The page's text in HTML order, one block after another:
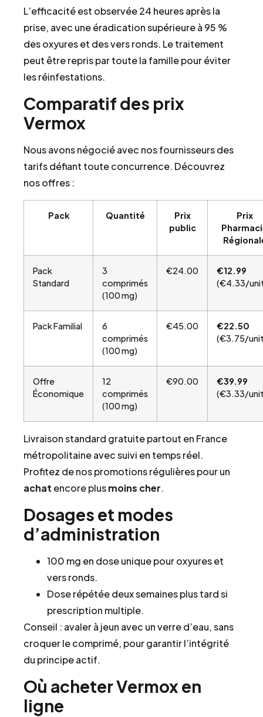
L’efficacité est observée 24 heures après la
prise, avec une éradication supérieure à 95 %
des oxyures et des vers ronds. Le traitement
peut être repris par toute la famille pour éviter
les réinfestations.
Comparatif des prix
Vermox
Nous avons négocié avec nos fournisseurs des
tarifs défiant toute concurrence. Découvrez
nos offres :
Pack Quantité
Prix
public
Prix
Pack
Standard
3
comprimés
(100 mg)
€24.00
€12.99
(€4.33/
Pack Familial
6
comprimés
(100 mg)
€45.00
€22.50
(€3.75/
Offre
Économique
12
comprimés
(100 mg)
€90.00
€39.99
(€3.33/
Livraison standard gratuite partout en France
métropolitaine avec suivi en temps réel.
Profitez de nos promotions régulières pour un
achat encore plusmoins cher.
Dosages et modes
d’administration
100 mg en dose unique pour oxyures et
vers ronds.
Dose répétée deux semaines plus tard si
prescription multiple.
Conseil : avaler à jeun avec un verre d’eau, sans
croquer le comprimé, pour garantir l’intégrité
du principe actif.
Où acheter Vermox en
ligne